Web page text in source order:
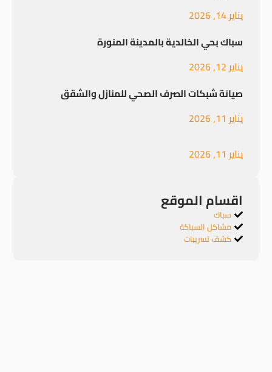
يناير 14, 2026
سباك بحي الخالدية بالمدينة المنورة
يناير 12, 2026
صيانة شبكات الصرف الصحي للمنازل والشقق
يناير 11, 2026
يناير 11, 2026
اقسام الموقع
سباك
مشاكل السباكة
كشف تسريبات